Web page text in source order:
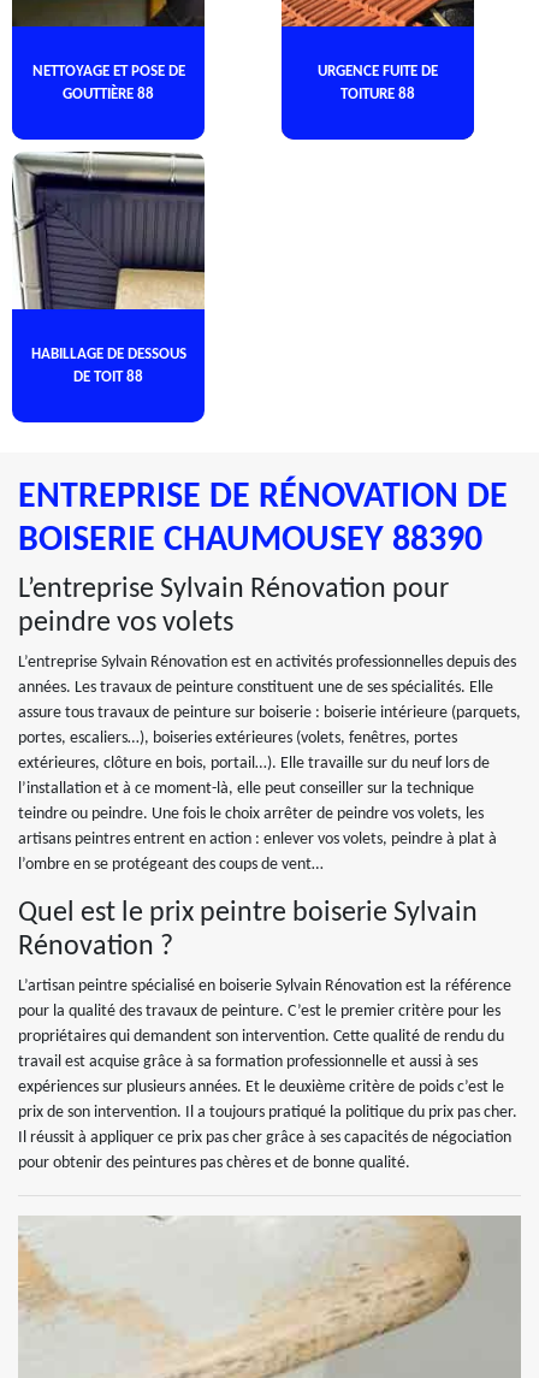
NETTOYAGE ET POSE DE
GOUTTIÈRE 88
URGENCE FUITE DE
TOITURE 88
HABILLAGE DE DESSOUS
DE TOIT 88
ENTREPRISE DE RÉNOVATION DE
BOISERIE CHAUMOUSEY 88390
L’entreprise Sylvain Rénovation pour
peindre vos volets
L’entreprise Sylvain Rénovation est en activités professionnelles depuis des
années. Les travaux de peinture constituent une de ses spécialités. Elle
assure tous travaux de peinture sur boiserie : boiserie intérieure (parquets,
portes, escaliers…), boiseries extérieures (volets, fenêtres, portes
extérieures, clôture en bois, portail…). Elle travaille sur du neuf lors de
l’installation et à ce moment-là, elle peut conseiller sur la technique
teindre ou peindre. Une fois le choix arrêter de peindre vos volets, les
artisans peintres entrent en action : enlever vos volets, peindre à plat à
l’ombre en se protégeant des coups de vent…
Quel est le prix peintre boiserie Sylvain
Rénovation ?
L’artisan peintre spécialisé en boiserie Sylvain Rénovation est la référence
pour la qualité des travaux de peinture. C’est le premier critère pour les
propriétaires qui demandent son intervention. Cette qualité de rendu du
travail est acquise grâce à sa formation professionnelle et aussi à ses
expériences sur plusieurs années. Et le deuxième critère de poids c’est le
prix de son intervention. Il a toujours pratiqué la politique du prix pas cher.
Il réussit à appliquer ce prix pas cher grâce à ses capacités de négociation
pour obtenir des peintures pas chères et de bonne qualité.